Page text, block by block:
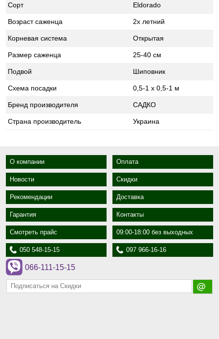
Сорт Eldorado
Возраст саженца 2х летний
Корневая система Открытая
Размер саженца 25-40 см
Подвой Шиповник
Схема посадки 0,5-1 х 0,5-1 м
Бренд производителя САДКО
Страна производитель Украина
О компании Оплата
Новости Скидки
Рекомендации Доставка
Гарантия Контакты
Смотреть прайс 09:00-18:00 без выходных
050 548-15-15 097 966-16-16
066-111-15-15